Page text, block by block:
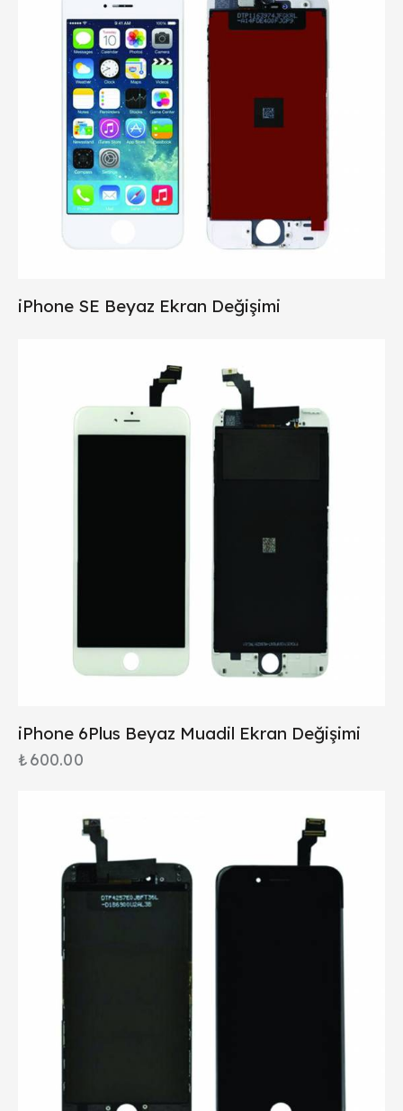
iPhone SE Beyaz Ekran Değişimi
iPhone 6Plus Beyaz Muadil Ekran Değişimi
₺600.00